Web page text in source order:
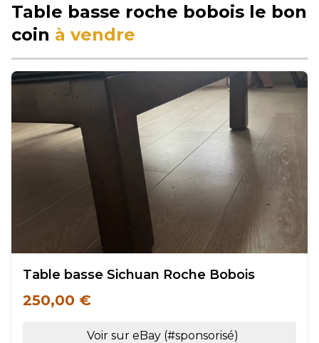
Table basse roche bobois le bon
coin à vendre
Table basse Sichuan Roche Bobois
250,00 €
Voir sur eBay (#sponsorisé)